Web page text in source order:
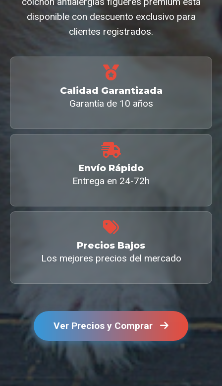
disponible con descuento exclusivo para
clientes registrados.
Calidad Garantizada
Garantía de 10 años
Envío Rápido
Entrega en 24-72h
Precios Bajos
Los mejores precios del mercado
Ver Precios y Comprar